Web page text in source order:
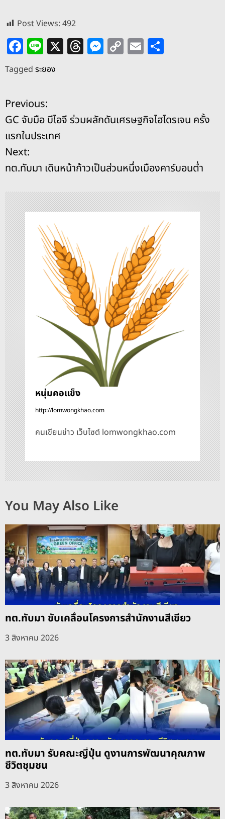
Post Views:492
F
a
c
e
b
o
o
k
Li
n
e
X T
h
s
M
e
n
g
C
o
Li
n
E
m
Tagged ระยอง
แ
น
ะ
น
ว
เ
รื่
อ
ง
Previous:
GC จับมือ บีไอจี ร่วมผลักดันเศรษฐกิจไฮโดรเจน ครั้ง
แรกในประเทศ
Next:
ทต.ทับมา เดินหน้าก้าวเป็นส่วนหนึ่งเมืองคาร์บอนต่ำ
หนุ่มคอแข็ง
http://lomwongkhao.com
คนเขียนข่าว เว็บไซต์ lomwongkhao.com
You May Also Like
ทต.ทับมา ขับเคลื่อนโครงการสำนักงานสีเขียว
3 สิงหาคม 2026
ทต.ทับมา รับคณะญี่ปุ่น ดูงานการพัฒนาคุณภาพ
ชีวิตชุมชน
3 สิงหาคม 2026